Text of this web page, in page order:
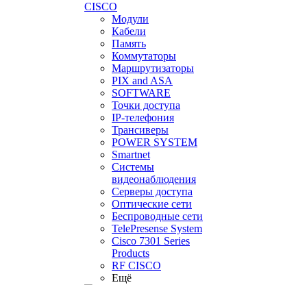
CISCO
Модули
Кабели
Память
Коммутаторы
Маршрутизаторы
PIX and ASA
SOFTWARE
Точки доступа
IP-телефония
Трансиверы
POWER SYSTEM
Smartnet
Системы
видеонаблюдения
Серверы доступа
Оптические сети
Беспроводные сети
TelePresense System
Cisco 7301 Series
Products
RF CISCO
Ещё